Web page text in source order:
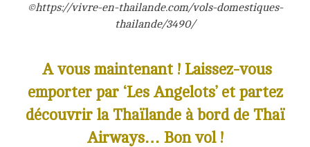
©https://vivre-en-thailande.com/vols-domestiques-
thailande/3490/
A vous maintenant ! Laissez-vous
emporter par ‘Les Angelots’ et partez
découvrir la Thaïlande à bord de Thaï
Airways… Bon vol !